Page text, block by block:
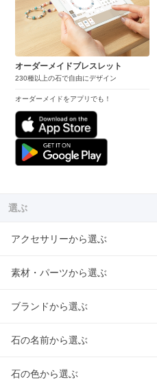
オーダーメイドブレスレット
230種以上の石で自由にデザイン
オーダーメイドをアプリでも！
選ぶ
アクセサリーから選ぶ
素材・パーツから選ぶ
ブランドから選ぶ
石の名前から選ぶ
石の色から選ぶ